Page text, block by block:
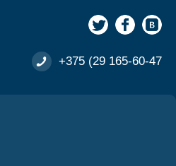
+375 (29 165-60-47